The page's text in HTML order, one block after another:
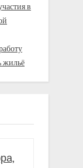
в
жильё